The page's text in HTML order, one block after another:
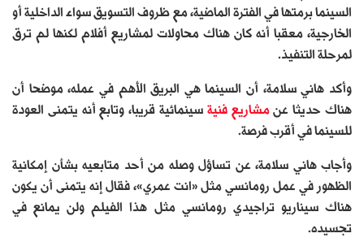
السينما برمتها في الفترة الماضية، مع ظروف التسويق سواء الداخلية أو
الخارجية، معقبا أنه كان هناك محاولات لمشاريع أفلام لكنها لم ترق
لمرحلة التنفيذ.
وأكد هاني سلامة، أن السينما هي البريق الأهم في عمله، موضحا أن
هناك حديثا عنمشاريع فنية سينمائية قريبا، وتابع أنه يتمنى العودة
للسينما في أقرب فرصة.
وأجاب هاني سلامة، عن تساؤل وصله من أحد متابعيه بشأن إمكانية
الظهور في عمل رومانسي مثل «انت عمري»، فقال إنه يتمنى أن يكون
هناك سيناريو تراجيدي رومانسي مثل هذا الفيلم ولن يمانع في
تجسيده.